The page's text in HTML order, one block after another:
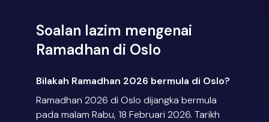
Soalan lazim mengenai
Ramadhan di Oslo
Bilakah Ramadhan 2026 bermula di Oslo?
Ramadhan 2026 di Oslo dijangka bermula
pada malam Rabu, 18 Februari 2026. Tarikh